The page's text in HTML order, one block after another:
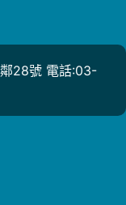
28號 電話:03-